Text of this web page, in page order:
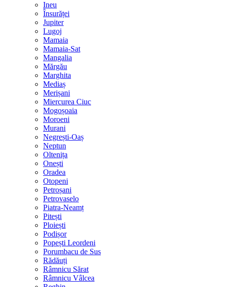
Ineu
Însurăței
Jupiter
Lugoj
Mamaia
Mamaia-Sat
Mangalia
Mărgău
Marghita
Mediaș
Merișani
Miercurea Ciuc
Mogoșoaia
Moroeni
Murani
Negrești-Oaș
Neptun
Oltenița
Onești
Oradea
Otopeni
Petroșani
Petrovaselo
Piatra-Neamț
Pitești
Ploiești
Podișor
Popești Leordeni
Porumbacu de Sus
Rădăuți
Râmnicu Sărat
Râmnicu Vâlcea